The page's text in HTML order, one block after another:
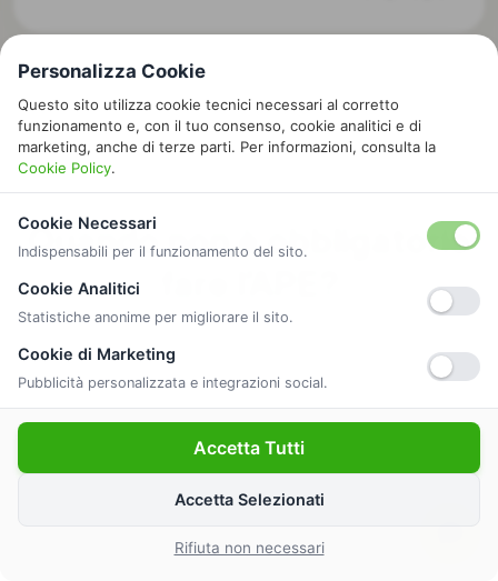
Quando non è obbligatorio
Scopri per quali categorie di immobili non è
obbligatorio fare l’APE.
Scopri tutte le categorie esenti
Personalizza Cookie
Questo sito utilizza cookie tecnici necessari al corretto
funzionamento e, con il tuo consenso, cookie analitici e di
marketing, anche di terze parti. Per informazioni, consulta la
Cookie Policy.
Cookie Necessari
Indispensabili per il funzionamento del sito.
Cookie Analitici
Statistiche anonime per migliorare il sito.
Cookie di Marketing
Pubblicità personalizzata e integrazioni social.
Accetta Tutti
Accetta Selezionati
Rifiuta non necessari